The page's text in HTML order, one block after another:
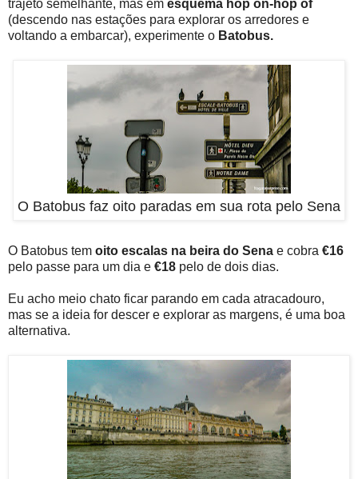
trajeto semelhante, mas em esquema hop on-hop of
(descendo nas estações para explorar os arredores e
voltando a embarcar), experimente o Batobus.
O Batobus faz oito paradas em sua rota pelo Sena
O Batobus tem oito escalas na beira do Sena e cobra €16
pelo passe para um dia e €18 pelo de dois dias.
Eu acho meio chato ficar parando em cada atracadouro,
mas se a ideia for descer e explorar as margens, é uma boa
alternativa.